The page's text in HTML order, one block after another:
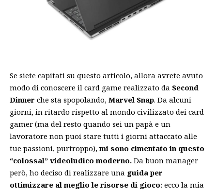
Se siete capitati su questo articolo, allora avrete avuto
modo di conoscere il card game realizzato da Second
Dinner che sta spopolando, Marvel Snap. Da alcuni
giorni, in ritardo rispetto al mondo civilizzato dei card
gamer (ma del resto quando sei un papà e un
lavoratore non puoi stare tutti i giorni attaccato alle
tue passioni, purtroppo),mi sono cimentato in questo
“colossal” videoludico moderno. Da buon manager
però, ho deciso di realizzare una guida per
ottimizzare al meglio le risorse di gioco: ecco la mia